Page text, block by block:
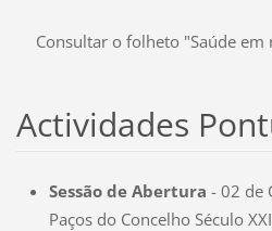
Consultar o folheto "Saúde
Actividades
Sessão de Abertura - 02 de
Paços do Concelho Século